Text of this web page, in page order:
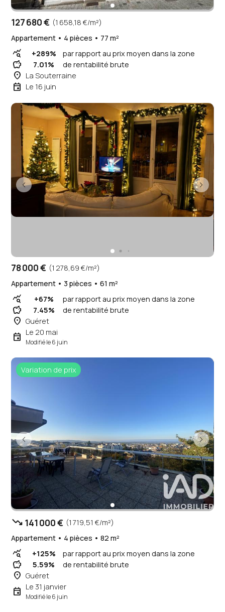
127 680 € (1 658,18 €/m²)
Appartement • 4 pièces • 77 m²
query_stats +289% par rapport au prix moyen dans la zone
savings 7.01% de rentabilité brute
place La Souterraine
event Le 16 juin
78 000 € (1 278,69 €/m²)
Appartement • 3 pièces • 61 m²
query_stats +67% par rapport au prix moyen dans la zone
savings 7.45% de rentabilité brute
place Guéret
event Le 20 mai
Modifié le 6 juin
Variation de prix
trending_down 141 000 € (1 719,51 €/m²)
Appartement • 4 pièces • 82 m²
query_stats +125% par rapport au prix moyen dans la zone
savings 5.59% de rentabilité brute
place Guéret
event Le 31 janvier
Modifié le 6 juin